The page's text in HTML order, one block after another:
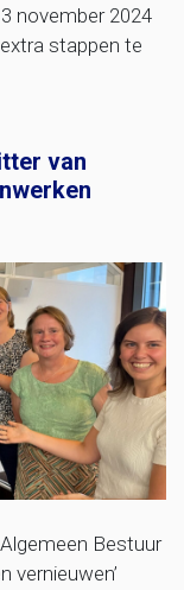
november 2024
stappen te
van
Bestuur
vernieuwen’